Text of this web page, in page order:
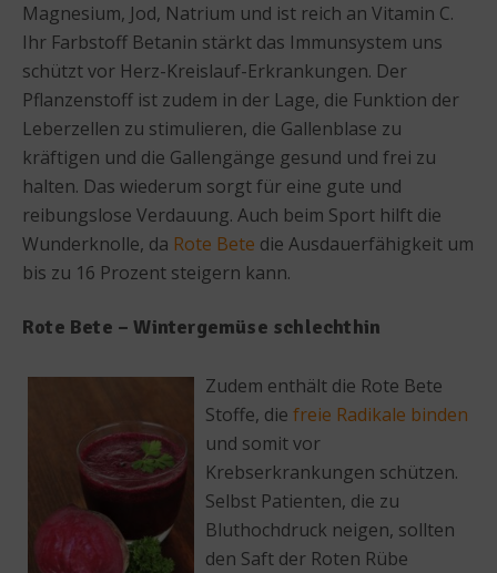
Magnesium, Jod, Natrium und ist reich an Vitamin C.
Ihr Farbstoff Betanin stärkt das Immunsystem uns
schützt vor Herz-Kreislauf-Erkrankungen. Der
Pflanzenstoff ist zudem in der Lage, die Funktion der
Leberzellen zu stimulieren, die Gallenblase zu
kräftigen und die Gallengänge gesund und frei zu
halten. Das wiederum sorgt für eine gute und
reibungslose Verdauung. Auch beim Sport hilft die
Wunderknolle, da Rote Bete die Ausdauerfähigkeit um
bis zu 16 Prozent steigern kann.
Rote Bete – Wintergemüse schlechthin
Zudem enthält die Rote Bete
Stoffe, die freie Radikale binden
und somit vor
Krebserkrankungen schützen.
Selbst Patienten, die zu
Bluthochdruck neigen, sollten
den Saft der Roten Rübe